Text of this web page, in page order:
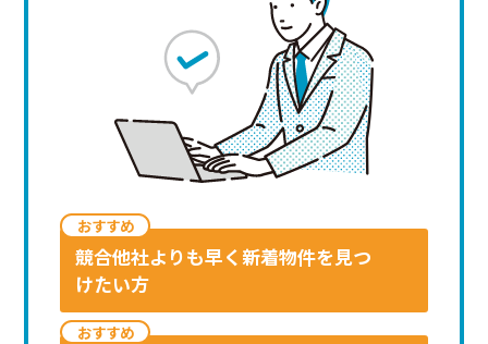
おすすめ
競合他社よりも早く新着物件を見つ
けたい方
おすすめ